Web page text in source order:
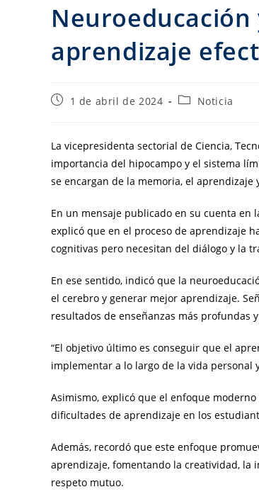
aprendizaje
1 de abril de 2024 Noticia
La vicepresidenta sectorial de Ciencia,
importancia del hipocampo y el sistema
se encargan de la memoria, el aprendizaje
En un mensaje publicado en su cuenta en
explicó que en el proceso de aprendizaje
cognitivas pero necesitan del diálogo y la
En ese sentido, indicó que la
el cerebro y generar mejor aprendizaje.
resultados de enseñanzas más profundas
“El objetivo último es conseguir que el
implementar a lo largo de la vida personal
Asimismo, explicó que el enfoque
dificultades de aprendizaje en los
Además, recordó que este enfoque
aprendizaje, fomentando la creatividad, la
respeto mutuo.